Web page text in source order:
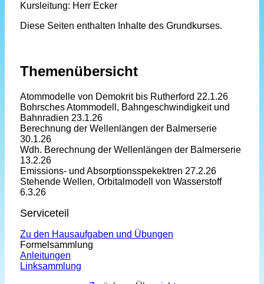
Kursleitung: Herr Ecker
Diese Seiten enthalten Inhalte des Grundkurses.
Themenübersicht
Atommodelle von Demokrit bis Rutherford 22.1.26
Bohrsches Atommodell, Bahngeschwindigkeit und
Bahnradien 23.1.26
Berechnung der Wellenlängen der Balmerserie
30.1.26
Wdh. Berechnung der Wellenlängen der Balmerserie
13.2.26
Emissions- und Absorptionsspekektren 27.2.26
Stehende Wellen, Orbitalmodell von Wasserstoff
6.3.26
Serviceteil
Zu den Hausaufgaben und Übungen
Formelsammlung
Anleitungen
Linksammlung